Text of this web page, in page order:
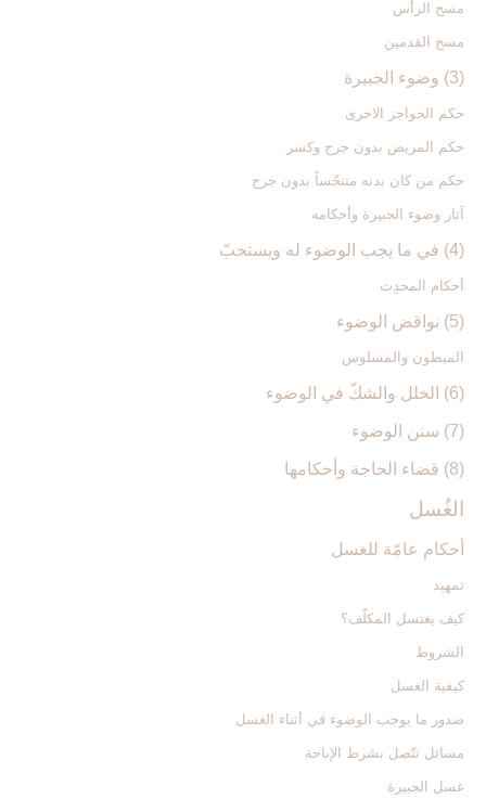
مسح الرأس
مسح القدمين
(3) وضوء الجبيرة
حكم الحواجز الاخرى
حكم المريض بدون جرح وكسر
حكم من كان بدنه متنجّساً بدون جرح
آثار وضوء الجبيرة وأحكامه
(4) في ما يجب الوضوء له ويستحبّ‏
أحكام المحدِث
(5) نواقض الوضوء
المبطون والمسلوس
(6) الخلل والشكّ في الوضوء
(7) سنن الوضوء
(8) قضاء الحاجة وأحكامها
الغُسل‏
أحكام عامّة للغسل
تمهيد
كيف يغتسل المكلّف؟
الشروط
كيفية الغسل
صدور ما يوجب الوضوء في أثناء الغسل
مسائل تتّصل بشرط الإباحة
غسل الجبيرة